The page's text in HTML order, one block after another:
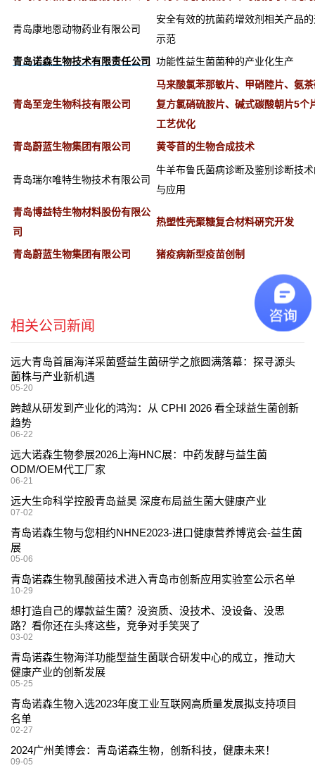
青岛康地恩动物药业有限公司
安全有效的抗菌药增效剂相关产品
示范
青岛诺森生物技术有限责任公司
功能性益生菌菌种的产业化生产
青岛至宠生物科技有限公司
马来酸氯苯那敏片、甲硝陸片、氨
复方氯硝硫胺片、碱式碳酸朝片5个
工艺优化
青岛蔚蓝生物集团有限公司
黄苓苜的生物合成技术
青岛瑞尔唯特生物技术有限公司
牛羊布鲁氏菌病诊断及鉴别诊断技
与应用
青岛博益特生物材料股份有限公
司
热塑性壳聚糖复合材料硏究开发
青岛蔚蓝生物集团有限公司 猪疫病新型疫苗创制
相关公司新闻
远大青岛首届海洋采菌暨益生菌研学之旅圆满落幕：探寻源头
菌株与产业新机遇
05-20
跨越从研发到产业化的鸿沟：从 CPHI 2026 看全球益生菌创新
趋势
06-22
远大诺森生物参展2026上海HNC展：中药发酵与益生菌
ODM/OEM代工厂家
06-21
远大生命科学控股青岛益昊 深度布局益生菌大健康产业
07-02
青岛诺森生物与您相约NHNE2023-进口健康营养博览会-益生菌
展
05-06
青岛诺森生物乳酸菌技术进入青岛市创新应用实验室公示名单
10-29
想打造自己的爆款益生菌？没资质、没技术、没设备、没思
路？看你还在头疼这些，竞争对手笑哭了
03-02
青岛诺森生物海洋功能型益生菌联合研发中心的成立，推动大
健康产业的创新发展
05-25
青岛诺森生物入选2023年度工业互联网高质量发展拟支持项目
名单
02-27
2024广州美博会：青岛诺森生物，创新科技，健康未来！
09-05